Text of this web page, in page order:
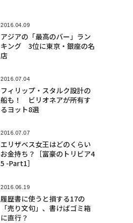
2016.04.09
アジアの「最高のバー」ラン
キング 3位に東京・銀座の名
店
2016.07.04
フィリップ・スタルク設計の
船も！ ビリオネアが所有す
るヨット8選
2016.07.07
エリザベス女王はどのくらい
お金持ち？［富豪のトリビア4
5 -Part1］
2016.06.19
履歴書に使うと損する17の
「売り文句」、書けばゴミ箱
に直行？